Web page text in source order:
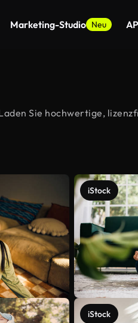
Marketing-Studio Neu
Sie hochwertige,
iStock
iStock